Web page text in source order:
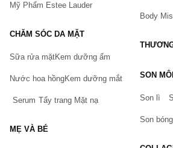
Bạn gặp vấn đề về sản phẩm hay
Hãy báo lỗi cho chúng tôi. Hoặc gọi cho
Mỹ Phẩm Estee Lauder
CHĂM SÓC DA MẶT
Sữa rửa mặtKem dưỡng ẩm
Nước hoa hồngKem dưỡng mắt
Serum Tẩy trang Mặt nạ
MẸ VÀ BÉ
Body
SON MÔI
Son lì
Son bóng